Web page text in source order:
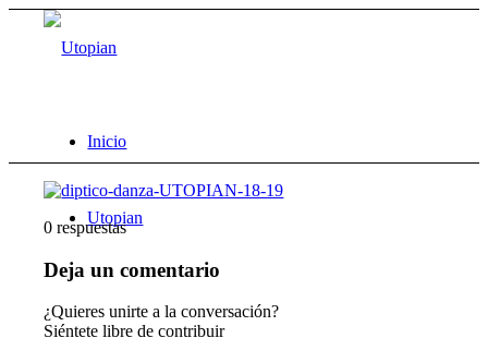
Inicio
Utopian
0 respuestas
Deja un comentario
¿Quieres unirte a la conversación?
Siéntete libre de contribuir